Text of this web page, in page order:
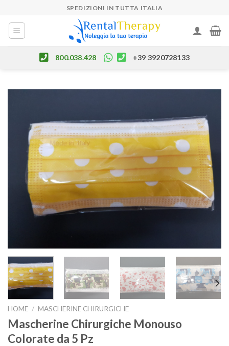
content
SPEDIZIONI IN TUTTA ITALIA
800.038.428 +39 3920728133
HOME / MASCHERINE CHIRURGICHE
Mascherine Chirurgiche Monouso
Colorate da 5 Pz